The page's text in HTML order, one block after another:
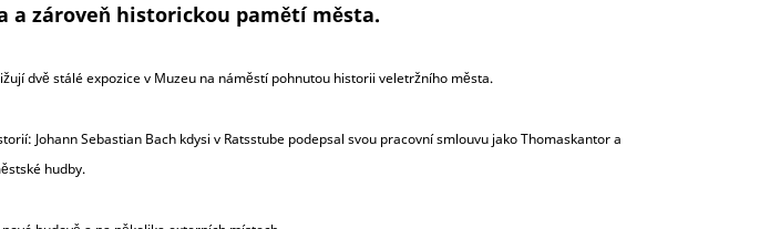
a zároveň historickou pamětí města.
dvě stálé expozice v Muzeu na náměstí pohnutou historii veletržního města.
Johann Sebastian Bach kdysi v Ratsstube podepsal svou pracovní smlouvu jako Thomaskantor a
hudby.